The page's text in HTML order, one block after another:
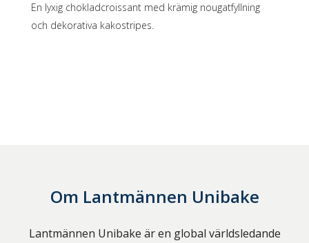
En lyxig chokladcroissant med krämig nougatfyllning
och dekorativa kakostripes.
Om Lantmännen Unibake
Lantmännen Unibake är en global världsledande